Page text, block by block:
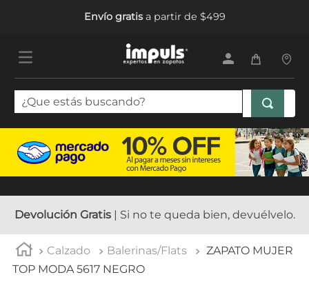
Envío gratisa partir de $499
¿Que estás buscando?
Devolución Gratis| Si no te queda bien, devuélvelo.
Calzado Balerinas/Flats
ZAPATO MUJER
TOP MODA 5617 NEGRO
TÉRMINOS MÁS BUSCADOS
1.
sandalias mujer
tenis hombre
5. tenis